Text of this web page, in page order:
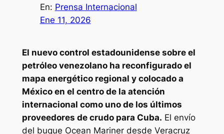
En: Prensa Internacional
Ene 11, 2026
El nuevo control estadounidense sobre el
petróleo venezolano ha reconfigurado el
mapa energético regional y colocado a
México en el centro de la atención
internacional como uno de los últimos
proveedores de crudo para Cuba. El envío
del buque Ocean Mariner desde Veracruz